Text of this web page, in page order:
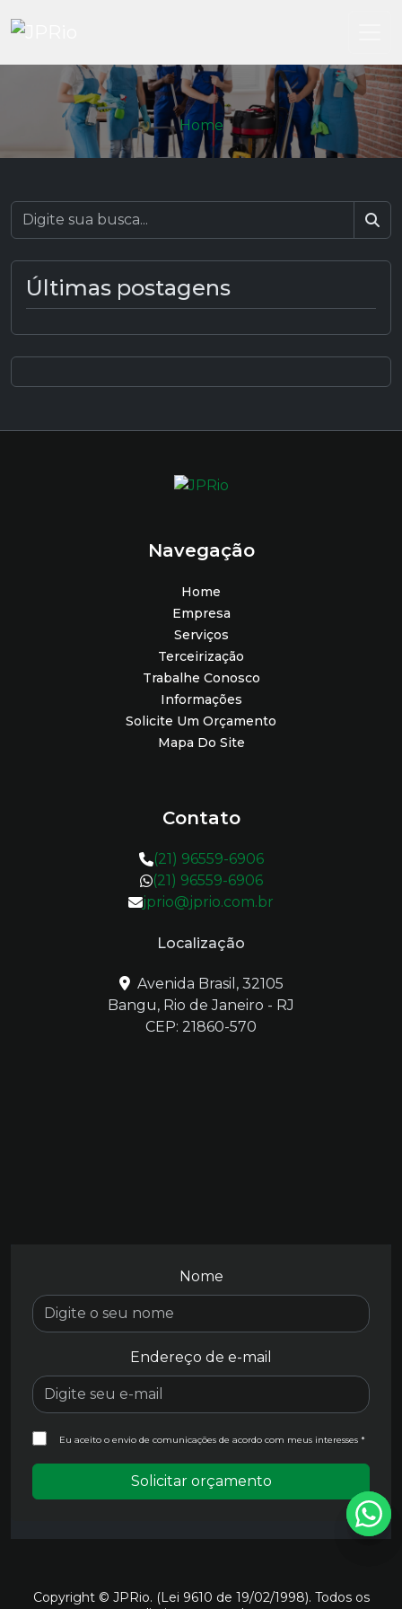
Home
Últimas postagens
Navegação
Home
Empresa
Serviços
Terceirização
Trabalhe Conosco
Informações
Solicite Um Orçamento
Mapa Do Site
Contato
(21) 96559-6906
(21) 96559-6906
jprio@jprio.com.br
Localização
Avenida Brasil, 32105
Bangu, Rio de Janeiro - RJ
CEP: 21860-570
Nome
Endereço de e-mail
Eu aceito o envio de comunicações de acordo com meus interesses *
Solicitar orçamento
Copyright © JPRio. (Lei 9610 de 19/02/1998). Todos os